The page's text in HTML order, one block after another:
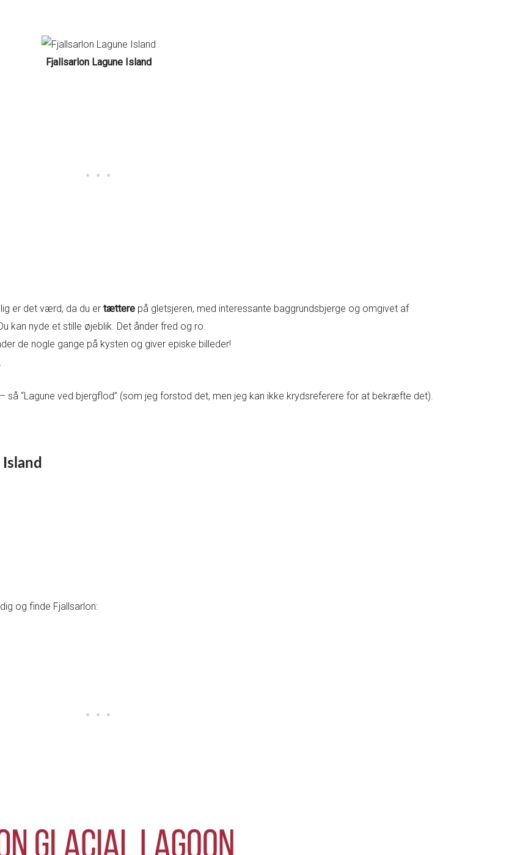
Fjallsarlon Lagune Island
er det værd, da du er tættere på gletsjeren, med interessante baggrundsbjerge og omgivet af
kan nyde et stille øjeblik. Det ånder fred og ro.
de nogle gange på kysten og giver episke billeder!
“Lagune ved bjergflod” (som jeg forstod det, men jeg kan ikke krydsreferere for at bekræfte det).
og finde Fjallsarlon: